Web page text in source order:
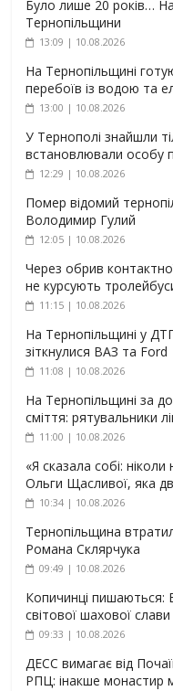
Було лише 20 років…
Тернопільщини
13:09 | 10.08.2026
На Тернопільщині
перебоїв із водою та
13:00 | 10.08.2026
У Тернополі знайшли
встановлювали особу
12:29 | 10.08.2026
Помер відомий
Володимир Гулий
12:05 | 10.08.2026
Через обрив
не курсують
11:15 | 10.08.2026
На Тернопільщині у
зіткнулися ВАЗ та Ford
11:08 | 10.08.2026
На Тернопільщині за
сміття: рятувальники
11:00 | 10.08.2026
«Я сказала собі:
Ольги Щасливої, яка
10:34 | 10.08.2026
Тернопільщина
Романа Склярчука
09:49 | 10.08.2026
Копичинці пишаються:
світової шахової слави
09:33 | 10.08.2026
ДЕСС вимагає від
РПЦ: інакше монастир